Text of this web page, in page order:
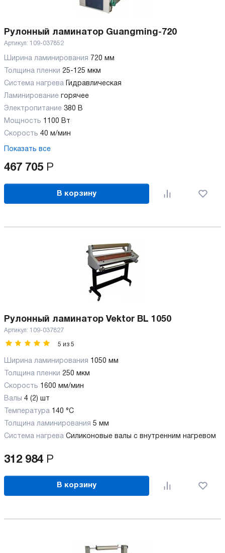
Рулонный ламинатор Guangming-720
Артикул: 109-037852
Ширина ламинирования 720 мм
Толщина пленки 25-125 мкм
Система нагрева
Гидравлическая
Ламинирование горячее
Электропитание 380 В
Мощность 1100 Вт
Скорость 40 м/мин
Показать все
467 705 Р
В корзину
Рулонный ламинатор Vektor BL 1050
Артикул: 109-037827
5 из 5
Ширина ламинирования 1050 мм
Толщина пленки 250 мкм
Скорость 1600 мм/мин
Валы 4 (2) шт
Температура 140 °C
Толщина ламинирования 5 мм
Система нагрева Силиконовые валы с внутренним нагревом
312 984 Р
В корзину